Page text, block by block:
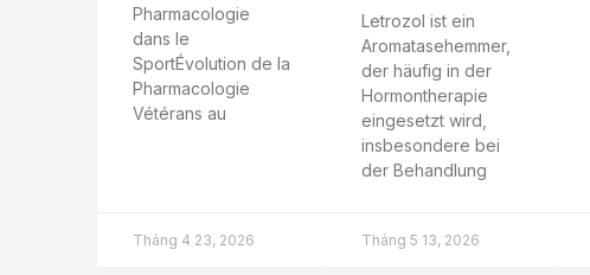
Pharmacologie
dans le
SportÉvolution de la
Pharmacologie
Vétérans au
Tháng 4 23, 2026
Letrozol ist ein
Aromatasehemmer,
der häufig in der
Hormontherapie
eingesetzt wird,
insbesondere bei
der Behandlung
Tháng 5 13, 2026